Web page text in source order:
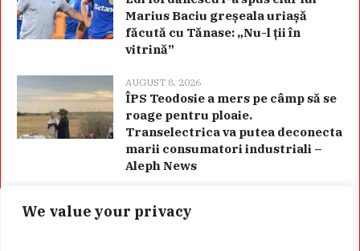
We value your privacy
Marius Baciu greșeala uriașă
făcută cu Tănase: „Nu-l ții în
vitrină”
AUGUST 8, 2026
ÎPS Teodosie a mers pe câmp să se
roage pentru ploaie.
Transelectrica va putea deconecta
marii consumatori industriali –
Aleph News
Categorii